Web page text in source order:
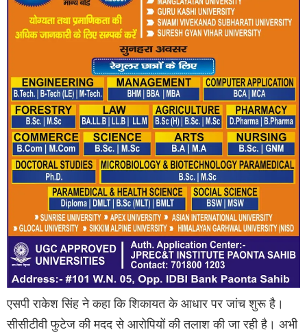
एसपी राकेश सिंह ने कहा कि शिकायत के आधार पर जांच शुरू है।
सीसीटीवी फुटेज की मदद से आरोपियों की तलाश की जा रही है। अभी